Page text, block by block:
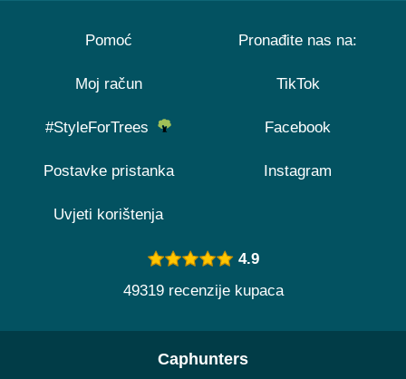
Pomoć
Moj račun
#StyleForTrees
Postavke pristanka
Uvjeti korištenja
Pronađite nas na:
TikTok
Facebook
Instagram
4.9
49319 recenzije kupaca
Caphunters